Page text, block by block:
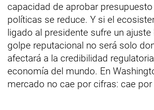
capacidad de aprobar
políticas se reduce. Y si el
ligado al presidente sufre un ajuste
golpe reputacional no será solo
afectará a la credibilidad
economía del mundo. En
mercado no cae por cifras: cae por